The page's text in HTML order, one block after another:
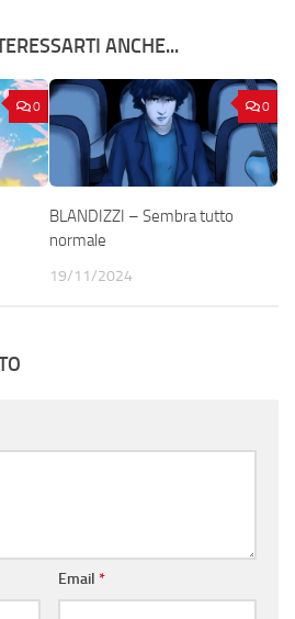
ANCHE...
0 0
BLANDIZZI – Sembra tutto
normale
19/11/2024
Email *